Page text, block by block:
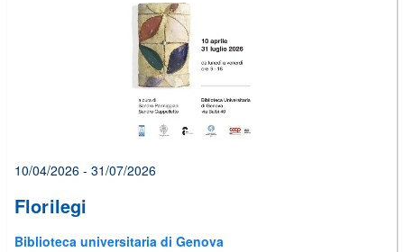
10/04/2026 - 31/07/2026
Florilegi
Biblioteca universitaria di Genova